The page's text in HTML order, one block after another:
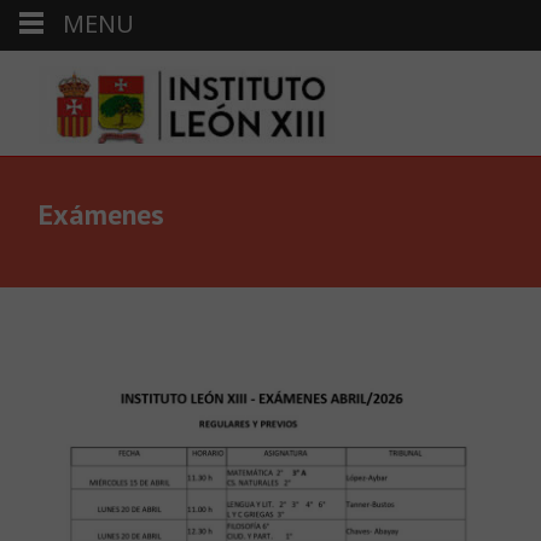
Exámenes
MENU